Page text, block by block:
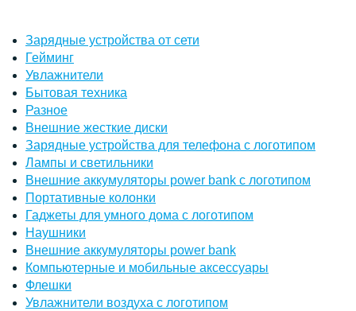
Зарядные устройства от сети
Гейминг
Увлажнители
Бытовая техника
Разное
Внешние жесткие диски
Зарядные устройства для телефона с логотипом
Лампы и светильники
Внешние аккумуляторы power bank с логотипом
Портативные колонки
Гаджеты для умного дома с логотипом
Наушники
Внешние аккумуляторы power bank
Компьютерные и мобильные аксессуары
Флешки
Увлажнители воздуха с логотипом